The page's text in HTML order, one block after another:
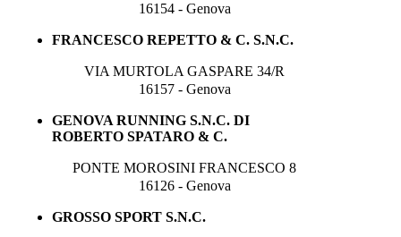
16154 - Genova
FRANCESCO REPETTO & C. S.N.C.
VIA MURTOLA GASPARE 34/R
16157 - Genova
GENOVA RUNNING S.N.C. DI
ROBERTO SPATARO & C.
PONTE MOROSINI FRANCESCO 8
16126 - Genova
GROSSO SPORT S.N.C.